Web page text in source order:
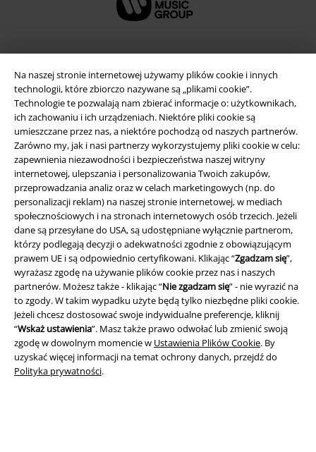
Na naszej stronie internetowej używamy plików cookie i innych
technologii, które zbiorczo nazywane są „plikami cookie”.
Technologie te pozwalają nam zbierać informacje o: użytkownikach,
ich zachowaniu i ich urządzeniach. Niektóre pliki cookie są
umieszczane przez nas, a niektóre pochodzą od naszych partnerów.
Zarówno my, jak i nasi partnerzy wykorzystujemy pliki cookie w celu:
zapewnienia niezawodności i bezpieczeństwa naszej witryny
internetowej, ulepszania i personalizowania Twoich zakupów,
przeprowadzania analiz oraz w celach marketingowych (np. do
personalizacji reklam) na naszej stronie internetowej, w mediach
społecznościowych i na stronach internetowych osób trzecich. Jeżeli
dane są przesyłane do USA, są udostępniane wyłącznie partnerom,
którzy podlegają decyzji o adekwatności zgodnie z obowiązującym
prawem UE i są odpowiednio certyfikowani. Klikając “Zgadzam się”,
wyrażasz zgodę na używanie plików cookie przez nas i naszych
partnerów. Możesz także - klikając “Nie zgadzam się” - nie wyrazić na
to zgody. W takim wypadku użyte będą tylko niezbędne pliki cookie.
Jeżeli chcesz dostosować swoje indywidualne preferencje, kliknij
“Wskaż ustawienia”. Masz także prawo odwołać lub zmienić swoją
zgodę w dowolnym momencie w Ustawienia Plików Cookie. By
uzyskać więcej informacji na temat ochrony danych, przejdź do
Polityka prywatności.
Informacje prawne
Regulamin
Dane firmy
Polityka prywatności
Unieszkodliwianie odpadów i ochrona środowiska
Deklaracja Zgodności
Informacje dotyczące dostępności